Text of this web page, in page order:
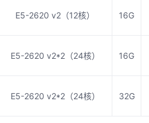
E5-2620 v2（12核） 16G
E5-2620 v2*2（24核） 16G
E5-2620 v2*2（24核） 32G